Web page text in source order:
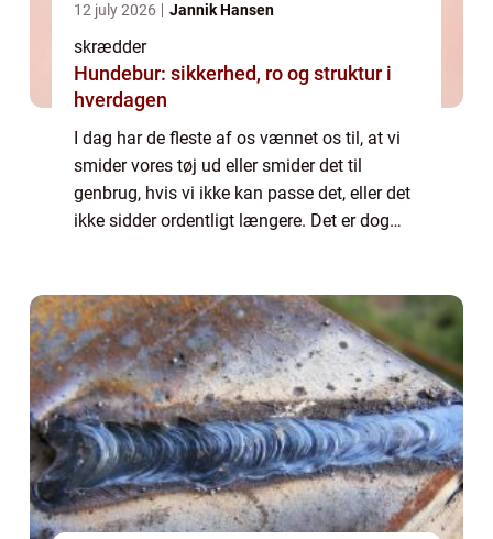
12 july 2026 Jannik Hansen
skrædder
Hundebur: sikkerhed, ro og struktur i
hverdagen
I dag har de fleste af os vænnet os til, at vi
smider vores tøj ud eller smider det til
genbrug, hvis vi ikke kan passe det, eller det
ikke sidder ordentligt længere. Det er dog